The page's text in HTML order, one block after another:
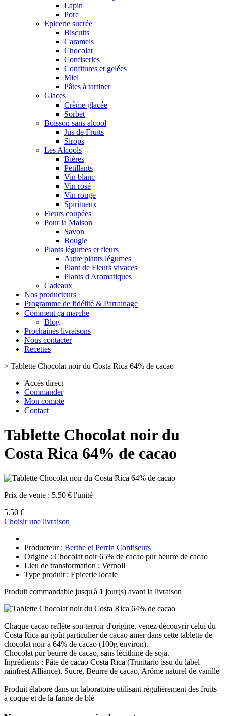
Lapin
Porc
Epicerie sucrée
Biscuits
Caramels
Chocolat
Confiseries
Confitures et gelées
Miel
Pâtes à tartiner
Glaces
Crème glacée
Sorbet
Boisson sans alcool
Jus de Fruits
Sirops
Les Alcools
Bières
Pétillants
Vin blanc
Vin rosé
Vin rouge
Spiritueux
Fleurs coupées
Pour la Maison
Savon
Bougie
Plants légumes et fleurs
Autre plants légumes
Plant de Fleurs vivaces
Plants d'Aromatiques
Cadeaux
Nos producteurs
Programme de fidélité & Parrainage
Comment ça marche
Blog
Prochaines livraisons
Nous contacter
Recettes
> Tablette Chocolat noir du Costa Rica 64% de cacao
Accès direct
Commander
Mon compte
Contact
Tablette Chocolat noir du
Costa Rica 64% de cacao
Prix de vente : 5.50 € l'unité
5.50 €
Choisir une livraison
Producteur : Berthe et Perrin Confiseurs
Origine : Chocolat noir 65% de cacao pur beurre de cacao
Lieu de transformation : Vernoil
Type produit : Epicerie locale
Produit commandable jusqu'à 1 jour(s) avant la livraison
Chaque cacao reflète son terroir d'origine, venez découvrir celui du
Costa Rica au goût particulier de cacao amer dans cette tablette de
chocolat noir à 64% de cacao (100g environ).
Chocolat pur beurre de cacao, sans lécithine de soja.
Ingrédients : Pâte de cacao Costa Rica (Trinitario issu du label
rainfrest Alliance), Sucre, Beurre de cacao, Arôme naturel de vanille
Produit élaboré dans un laboratoire utilisant régulièrement des fruits
à coque et de la farine de blé